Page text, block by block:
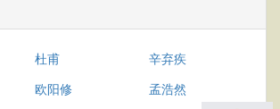
杜甫
辛弃疾
欧阳修
孟浩然